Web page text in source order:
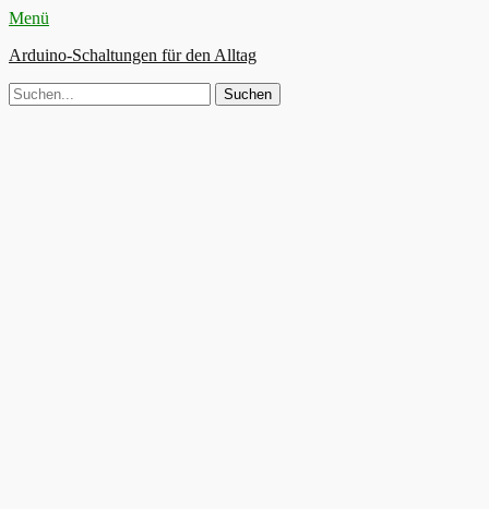
Menü
Arduino-Schaltungen für den Alltag
Suche
nach: